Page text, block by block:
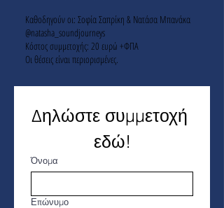
Καθοδηγούν οι: Σοφία Σαπρίκη & Νατάσα Μπανάκα
@natasha_soundjourneys
Κόστος συμμετοχής: 20 ευρώ +ΦΠΑ
Οι θέσεις είναι περιορισμένες.
Δηλώστε συμμετοχή
εδώ!
Όνομα
Επώνυμο